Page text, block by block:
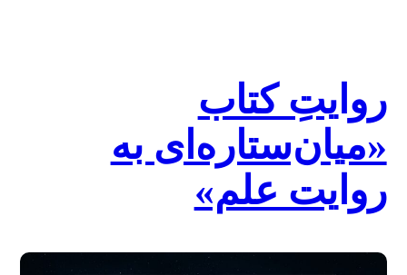
روایتِ کتاب
«میان‌ستاره‌ای به
روایت علم»